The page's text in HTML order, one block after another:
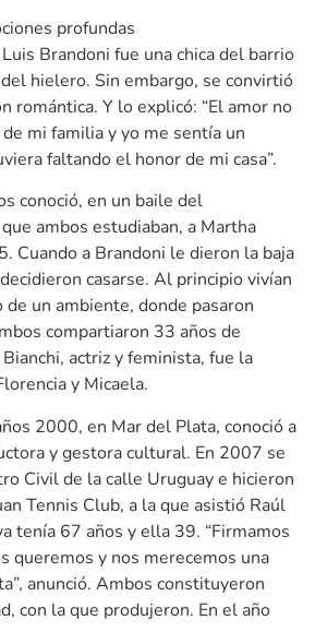
profundas
Brandoni fue una chica del barrio
hielero. Sin embargo, se convirtió
romántica. Y lo explicó: “El amor no
mi familia y yo me sentía un
faltando el honor de mi casa”.
conoció, en un baile del
ambos estudiaban, a Martha
Cuando a Brandoni le dieron la baja
casarse. Al principio vivían
un ambiente, donde pasaron
compartiaron 33 años de
actriz y feminista, fue la
y Micaela.
2000, en Mar del Plata, conoció a
y gestora cultural. En 2007 se
Civil de la calle Uruguay e hicieron
Tennis Club, a la que asistió Raúl
tenía 67 años y ella 39. “Firmamos
queremos y nos merecemos una
anunció. Ambos constituyeron
con la que produjeron. En el año